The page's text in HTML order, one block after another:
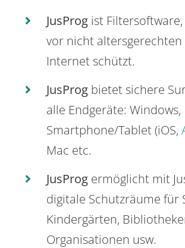
JusProg ist
vor nicht
Internet schützt.
JusProg bietet sichere
alle Endgeräte: Windows,
Smartphone/Tablet (iOS,
Mac etc.
JusProg ermöglicht mit
digitale Schutzräume für
Kindergärten,
Organisationen usw.